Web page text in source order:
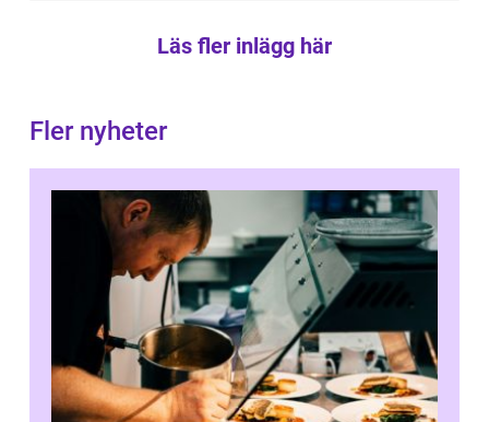
Läs fler inlägg här
Fler nyheter